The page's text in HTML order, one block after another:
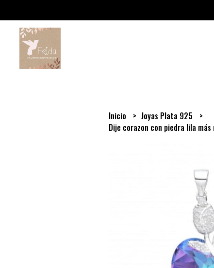
Inicio
Joyas Plata 925
Dije corazon con piedra lila